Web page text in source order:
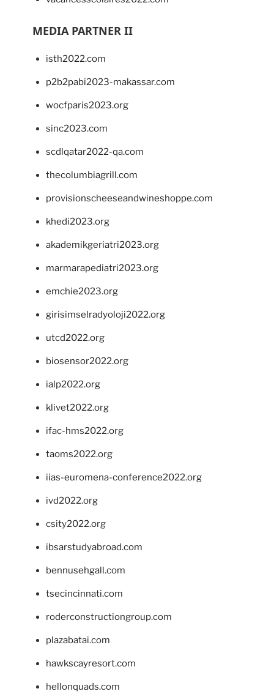
MEDIA PARTNER II
isth2022.com
p2b2pabi2023-makassar.com
wocfparis2023.org
sinc2023.com
scdlqatar2022-qa.com
thecolumbiagrill.com
provisionscheeseandwineshoppe.com
khedi2023.org
akademikgeriatri2023.org
marmarapediatri2023.org
emchie2023.org
girisimselradyoloji2022.org
utcd2022.org
biosensor2022.org
ialp2022.org
klivet2022.org
ifac-hms2022.org
taoms2022.org
iias-euromena-conference2022.org
ivd2022.org
csity2022.org
ibsarstudyabroad.com
bennusehgall.com
tsecincinnati.com
roderconstructiongroup.com
plazabatai.com
hawkscayresort.com
hellonquads.com